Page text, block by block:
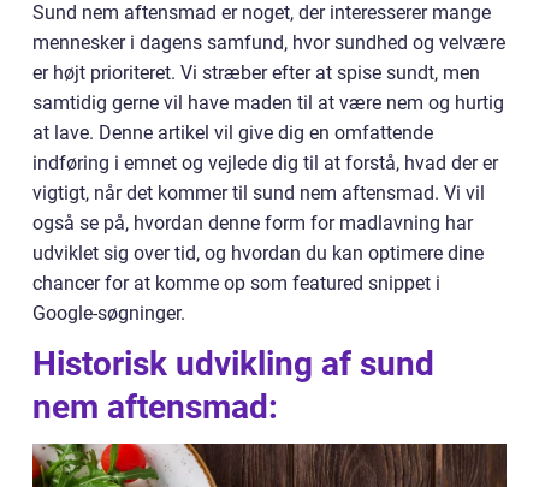
Sund nem aftensmad er noget, der interesserer mange
mennesker i dagens samfund, hvor sundhed og velvære
er højt prioriteret. Vi stræber efter at spise sundt, men
samtidig gerne vil have maden til at være nem og hurtig
at lave. Denne artikel vil give dig en omfattende
indføring i emnet og vejlede dig til at forstå, hvad der er
vigtigt, når det kommer til sund nem aftensmad. Vi vil
også se på, hvordan denne form for madlavning har
udviklet sig over tid, og hvordan du kan optimere dine
chancer for at komme op som featured snippet i
Google-søgninger.
Historisk udvikling af sund
nem aftensmad: